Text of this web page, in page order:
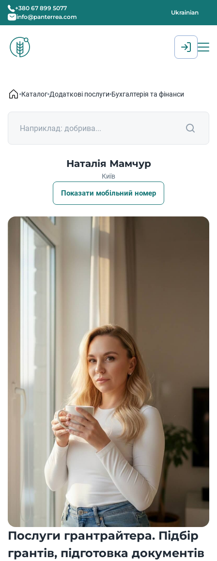
+380 67 899 5077
info@panterrea.com
Ukrainian
Каталог Додаткові послуги Бухгалтерія та фінанси
Наталія Мамчур
Київ
Показати мобільний номер
Послуги грантрайтера. Підбір
грантів, підготовка документів